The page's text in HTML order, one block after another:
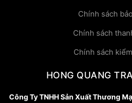
Chính sách
Chính sách
Chính sách
HONG QUANG
Công Ty TNHH Sản Xuất Thương